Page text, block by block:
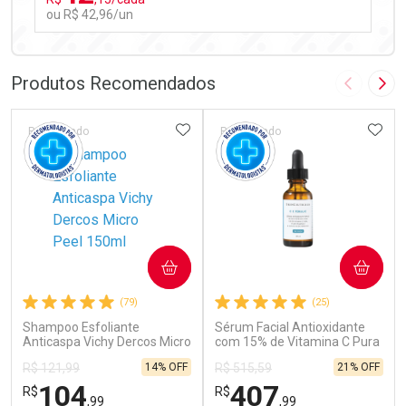
ou R$ 42,96/un
Laboratório
Ativar Desconto
Comprar sem Desconto
Por Menos
Comprar sem Desconto
Produtos Recomendados Imagem
(79)
Shampoo Esfoliante
Anticaspa Vichy Dercos Micro
Patrocinado
R$ 121,99
R$104,99
14% OFF
ADICIONAR AOS FAVORITOS
COMPRAR
(25)
Sérum Facial Antioxidante
com 15% de Vitamina C Pura
SkinCeuticals C E Ferulic
30ml
Patrocinado
R$ 515,59
R$407,99
21% OFF
COMPRAR